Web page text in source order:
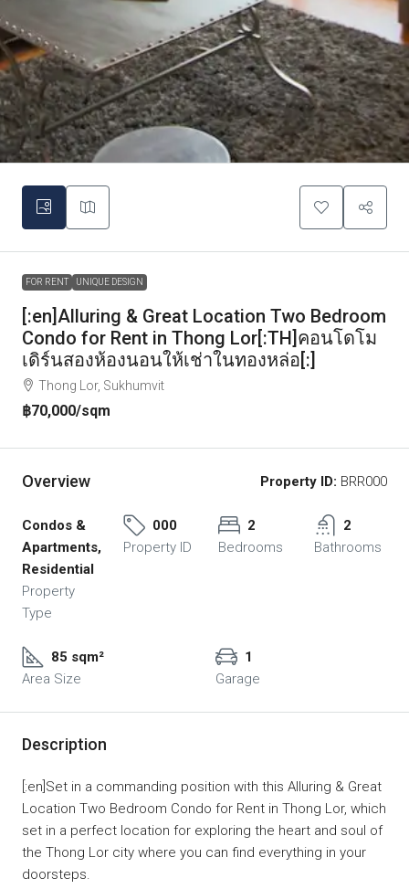
FOR RENT UNIQUE DESIGN
[:en]Alluring & Great Location Two Bedroom
Condo for Rent in Thong Lor[:TH]คอนโดโม
เดิร์นสองห้องนอนให้เช่าในทองหล่อ[:]
Thong Lor, Sukhumvit
฿70,000/sqm
Overview Property ID: BRR000
Condos &
Apartments,
Residential
Property
Type
000
Property ID
2
Bedrooms
2
Bathrooms
85 sqm²
Area Size
1
Garage
Description
[:en]Set in a commanding position with this Alluring & Great
Location Two Bedroom Condo for Rent in Thong Lor, which
set in a perfect location for exploring the heart and soul of
the Thong Lor city where you can find everything in your
doorsteps.